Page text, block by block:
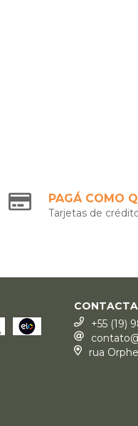
PAGÁ COMO
Tarjetas de
+55 (19)
rua